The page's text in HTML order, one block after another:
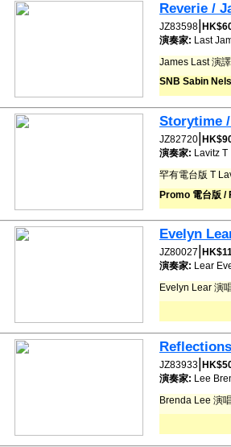
Reverie /
JZ83598
演奏家: Last
James Last 演
SNB Sabin
Storytime
JZ82720
演奏家: Lavitz T
罕有電台版 T
Promo 電台版
Evelyn
JZ80027
演奏家: Lear
Evelyn Lear 演
JZ83933
演奏家: Lee
Brenda Lee 演